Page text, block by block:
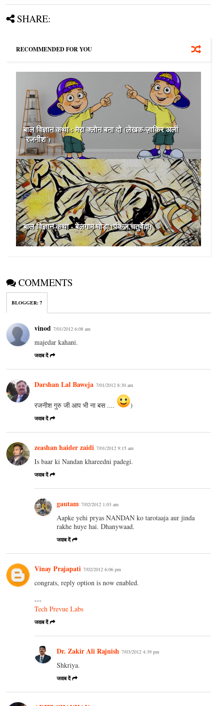
SHARE:
RECOMMENDED FOR YOU
बाल विज्ञान कथा : मेरा क्लोन बना दो (लेखक-ज़ाकिर अली
`रजनीश´)
बाल विज्ञान कथा - बेलगाम घोड़ा (पंकज चतुर्वेदी)
COMMENTS
BLOGGER:7
vinod 7/01/2012 6:08 am
majedar kahani.
जवाब दें
Darshan Lal Baweja 7/01/2012 8:30 am
रजनीश गुरु जी आप भी ना बस .... )
जवाब दें
zeashan haider zaidi 7/01/2012 9:15 am
Is baar ki Nandan khareedni padegi.
जवाब दें
gautam 7/02/2012 1:03 am
Aapke yehi pryas NANDAN ko tarotaaja aur jinda
rakhe huye hai. Dhanywaad.
जवाब दें
Vinay Prajapati 7/02/2012 6:06 pm
congrats, reply option is now enabled.
---
Tech Prevue Labs
जवाब दें
Dr. Zakir Ali Rajnish 7/03/2012 4:39 pm
Shkriya.
जवाब दें